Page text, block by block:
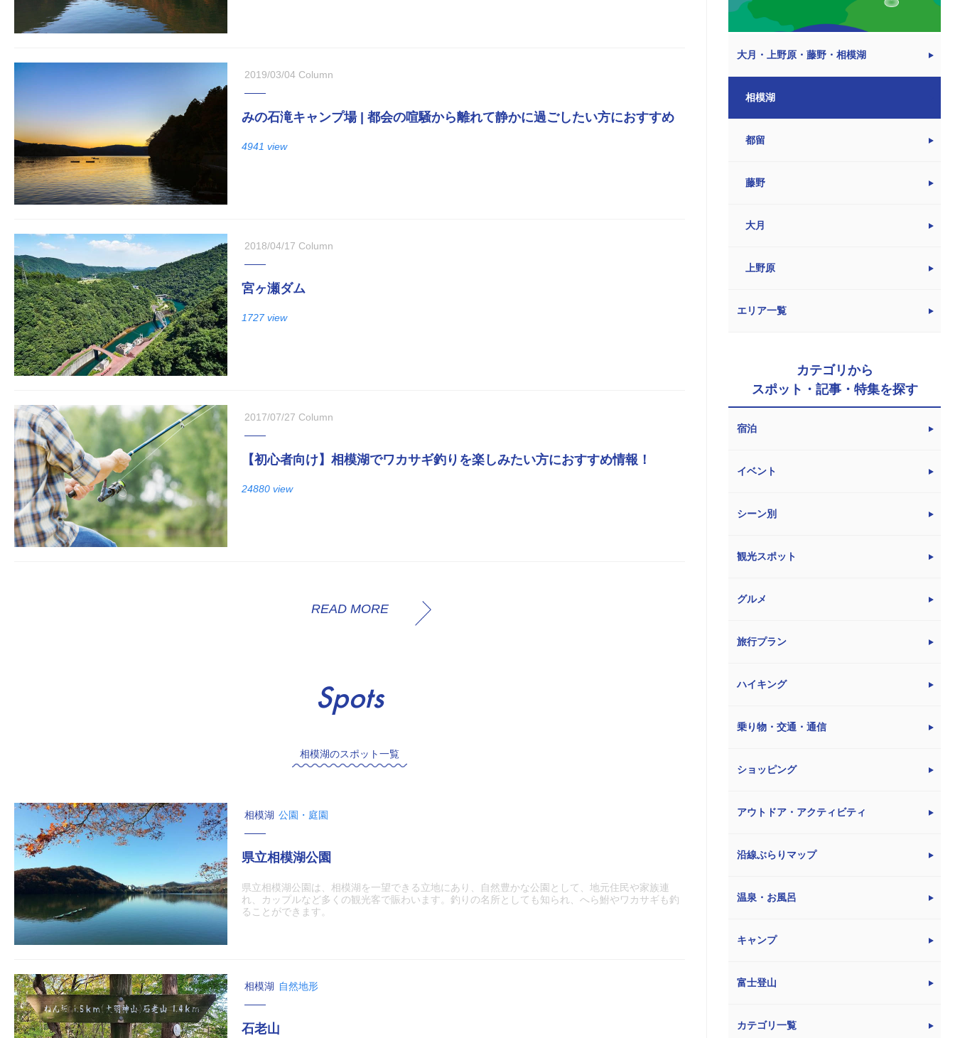
2019/03/04 Column
みの石滝キャンプ場 | 都会の喧騒から離れて静かに過ごしたい方におすすめ
4941 view
2018/04/17 Column
宮ヶ瀬ダム
1727 view
2017/07/27 Column
【初心者向け】相模湖でワカサギ釣りを楽しみたい方におすすめ情報！
24880 view
READ MORE
Spots
相模湖のスポット一覧
相模湖 公園・庭園
県立相模湖公園
県立相模湖公園は、相模湖を一望できる立地にあり、自然豊かな公園として、地元住民や家族連
れ、カップルなど多くの観光客で賑わいます。釣りの名所としても知られ、へら鮒やワカサギも釣
ることができます。
相模湖 自然地形
石老山
大月・上野原・藤野・相模湖
相模湖
都留
藤野
大月
上野原
エリア一覧
カテゴリから
スポット・記事・特集を探す
宿泊
イベント
シーン別
観光スポット
グルメ
旅行プラン
ハイキング
乗り物・交通・通信
ショッピング
アウトドア・アクティビティ
沿線ぶらりマップ
温泉・お風呂
キャンプ
富士登山
カテゴリ一覧